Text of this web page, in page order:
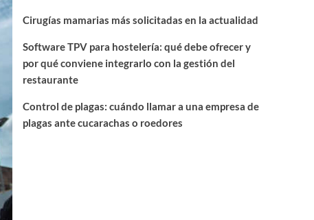
Cirugías mamarias más solicitadas en la actualidad
Software TPV para hostelería: qué debe ofrecer y
por qué conviene integrarlo con la gestión del
restaurante
Control de plagas: cuándo llamar a una empresa de
plagas ante cucarachas o roedores